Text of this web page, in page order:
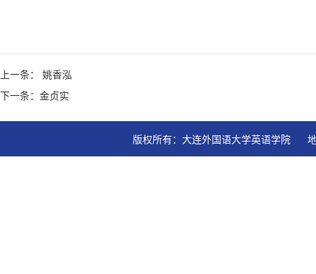
上一条： 姚香泓
下一条：金贞实
版权所有：大连外国语大学英语学院